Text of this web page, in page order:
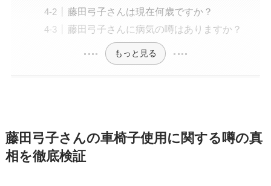
藤田弓子さんは現在何歳ですか？
藤田弓子さんに病気の噂はありますか？
もっと見る
藤田弓子さんの車椅子使用に関する噂の真
相を徹底検証